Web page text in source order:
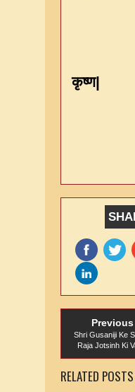
कृष्ण|
Previous
Shri Gusaniji Ke
Raja Jotsinh Ki
RELATED POSTS